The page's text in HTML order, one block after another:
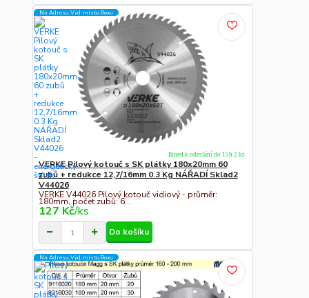
Na Adresu,Výd.místo,Boxu
VERKE Pilový kotouč s SK plátky 180x20mm 60
zubů + redukce 12,7/16mm 0.3 Kg NÁŘADÍ Sklad2
V44026
VERKE V44026 Pilový kotouč vidiový - průměr:
180mm, počet zubů: 6...
127 Kč/ks
Ihned k odeslání do 15h 2 ks
Do košíku
Na Adresu,Výd.místo,Boxu